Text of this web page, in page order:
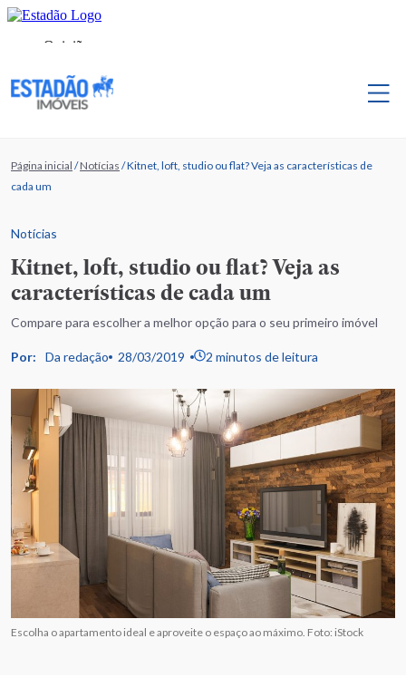
Página inicial /Notícias /Kitnet, loft, studio ou flat? Veja as características de
cada um
Notícias
Kitnet, loft, studio ou flat? Veja as
características de cada um
Compare para escolher a melhor opção para o seu primeiro imóvel
Por: Da redação 28/03/2019 2 minutos de leitura
Escolha o apartamento ideal e aproveite o espaço ao máximo. Foto: iStock